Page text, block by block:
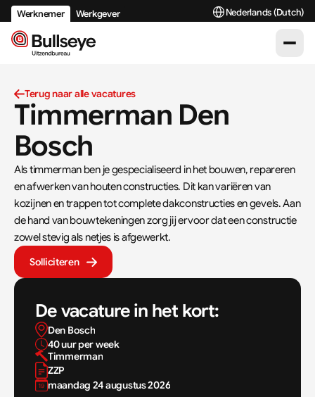
Terug naar alle vacatures
Timmerman Den
Bosch
Als timmerman ben je gespecialiseerd in het bouwen, repareren
en afwerken van houten constructies. Dit kan variëren van
kozijnen en trappen tot complete dakconstructies en gevels. Aan
de hand van bouwtekeningen zorg jij ervoor dat een constructie
zowel stevig als netjes is afgewerkt.
Solliciteren
De vacature in het kort:
Den Bosch
40 uur per week
Timmerman
ZZP
maandag 24 augustus 2026
Werknemer Werkgever Select Language
Nederlands (Dutch)